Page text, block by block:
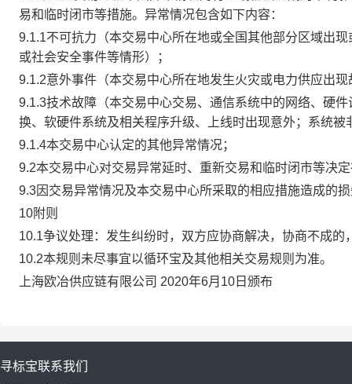
易和临时闭市等措施。异常情况包含如下内容：
9.1.1不可抗力（本交易中心所在地或全国其他部分区域出
或社会安全事件等情形）；
9.1.2意外事件（本交易中心所在地发生火灾或电力供应出
9.1.3技术故障（本交易中心交易、通信系统中的网络、硬
换、软硬件系统及相关程序升级、上线时出现意外；系统
9.1.4本交易中心认定的其他异常情况；
9.2本交易中心对交易异常延时、重新交易和临时闭市等决
9.3因交易异常情况及本交易中心所采取的相应措施造成的
10附则
10.1争议处理：发生纠纷时，双方应协商解决，协商不成
10.2本规则未尽事宜以循环宝及其他相关交易规则为准。
上海欧冶供应链有限公司 2020年6月10日颁布
寻标宝联系我们